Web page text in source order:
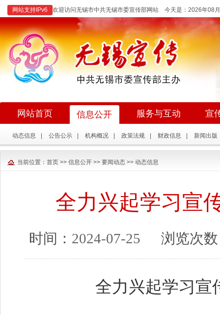
网站支持IPv6 欢迎访问无锡市中共无锡市委宣传部网站 今天是： 2026年08
网站首页 信息公开 服务与互动 宣
动态信息 公告公示 机构概况 政策法规 财政信息 新闻出版
当前位置： 首页 >> 信息公开 >> 要闻动态 >> 动态信息
全力兴起学习宣
时间： 2024-07-25 浏览次
全力兴起学习宣